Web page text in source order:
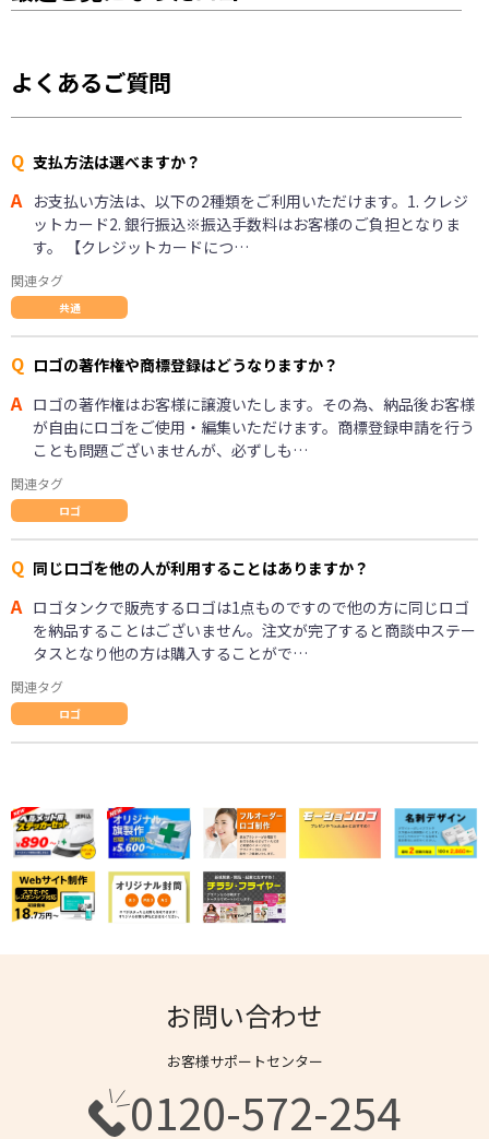
よくあるご質問
Q 支払方法は選べますか？
A お支払い方法は、以下の2種類をご利用いただけます。1. クレジ
ットカード2. 銀行振込※振込手数料はお客様のご負担となりま
す。 【クレジットカードにつ…
関連タグ
共通
Q ロゴの著作権や商標登録はどうなりますか？
A ロゴの著作権はお客様に譲渡いたします。その為、納品後お客様
が自由にロゴをご使用・編集いただけます。商標登録申請を行う
ことも問題ございませんが、必ずしも…
関連タグ
ロゴ
Q 同じロゴを他の人が利用することはありますか？
A ロゴタンクで販売するロゴは1点ものですので他の方に同じロゴ
を納品することはございません。注文が完了すると商談中ステー
タスとなり他の方は購入することがで…
関連タグ
ロゴ
お問い合わせ
お客様サポートセンター
0120-572-254